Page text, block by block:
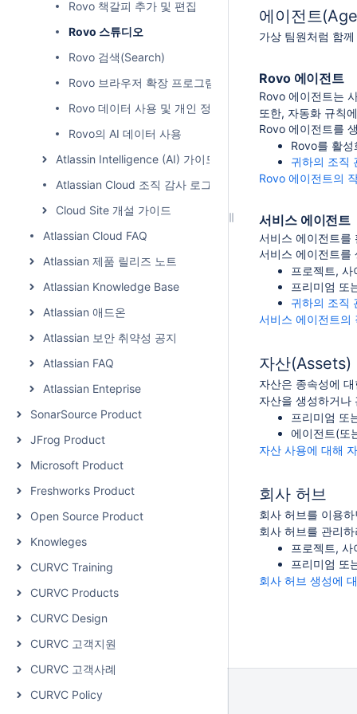
Rovo 책갈피 추가 및 편집
Rovo 스튜디오
Rovo 검색(Search)
Rovo 브라우저 확장 프로그램
Rovo 데이터 사용 및 개인 정보 보호
Rovo의 AI 데이터 사용
Atlassin Intelligence (AI) 가이드
Atlassian Cloud 조직 감사 로그
Cloud Site 개설 가이드
Atlassian Cloud FAQ
Atlassian 제품 릴리즈 노트
Atlassian Knowledge Base
Atlassian 애드온
Atlassian 보안 취약성 공지
Atlassian FAQ
Atlassian Enteprise
SonarSource Product
JFrog Product
Microsoft Product
Freshworks Product
Open Source Product
Knowleges
CURVC Training
CURVC Products
CURVC Design
CURVC 고객지원
CURVC 고객사례
CURVC Policy
에이전트
가상 팀원처럼 함
Rovo 에이전트
Rovo 에이전트는
또한, 자동화 규칙
Rovo 에이전트를
Rovo를 활
귀하의 조직
Rovo 에이전트의
서비스 에이전트
서비스 에이전트를
서비스 에이전트를
프로젝트,
프리미엄 또
귀하의 조직
서비스 에이전트의
자산(Assets)
자산은 종속성에
자산을 생성하거나
프리미엄 또
에이전트(또
자산 사용에 대해
회사 허브
회사 허브를 이용
회사 허브를 관리하
프로젝트,
프리미엄 또
회사 허브 생성에